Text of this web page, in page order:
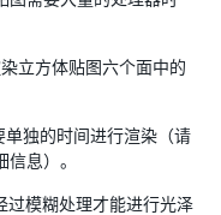
立方体贴图六个面中的
独的时间进行渲染（请
息）。
过模糊处理才能进行光泽